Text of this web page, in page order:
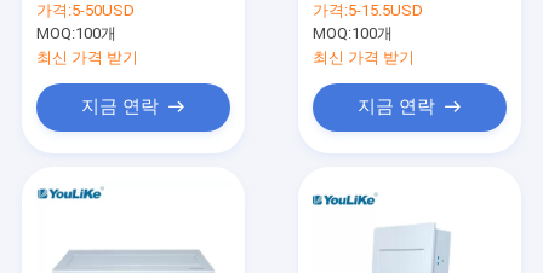
전
가격:5-50USD
MOQ:100개
최신 가격 받기
지금 연락
가격:5-15.5USD
MOQ:100개
최신 가격 받기
지금 연락